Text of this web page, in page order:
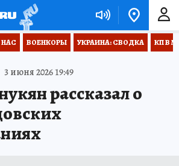
НАС ВОЕНКОРЫ УКРАИНА: СВОДКА КП В
3 июня 2026 19:49
рассказал о